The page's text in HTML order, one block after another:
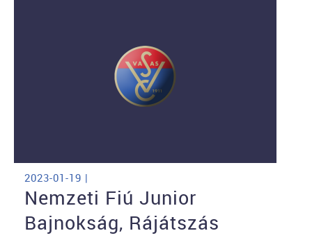
2023-01-19 |
Nemzeti Fiú Junior
Bajnokság, Rájátszás